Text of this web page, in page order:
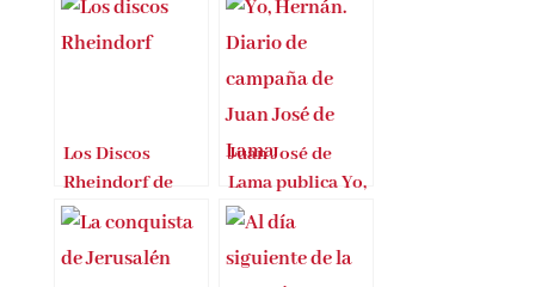
Entradas Relacionadas
Los Discos
Rheindorf de
Juan José de
Lama publica Yo,